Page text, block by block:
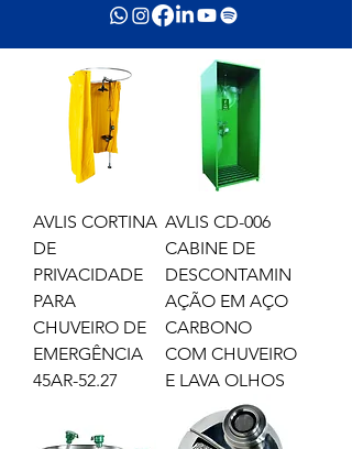
AVLIS CORTINA
DE
PRIVACIDADE
PARA
CHUVEIRO DE
EMERGÊNCIA
45AR-52.27
AVLIS CD-006
CABINE DE
DESCONTAMIN
AÇÃO EM AÇO
CARBONO
COM CHUVEIRO
E LAVA OLHOS